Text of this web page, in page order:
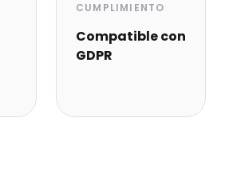
CUMPLIMIENTO
Compatible con
GDPR